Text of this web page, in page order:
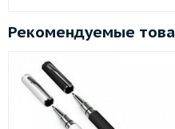
Рекомендуемые